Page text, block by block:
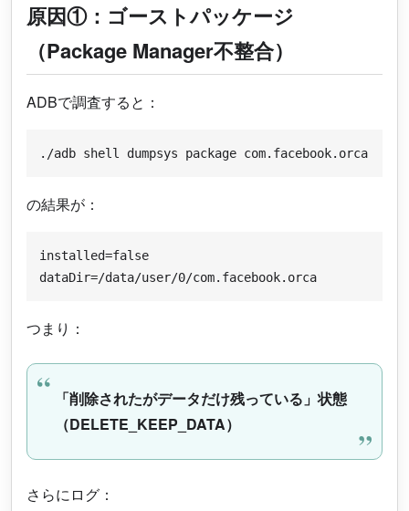
原因①：ゴーストパッケージ
（Package Manager不整合）
ADBで調査すると：
の結果が：
installed=false
つまり：
「削除されたがデータだけ残っている」状態
（DELETE_KEEP_DATA）
さらにログ：